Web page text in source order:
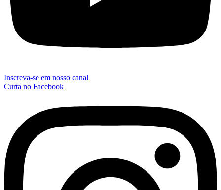
Inscreva-se em nosso canal
Curta no Facebook